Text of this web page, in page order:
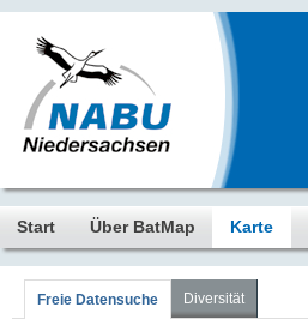
Start Über BatMap Karte
Freie Datensuche Diversität